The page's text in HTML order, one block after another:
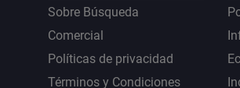
Sobre Búsqueda
Comercial
Políticas de privacidad
Términos y Condiciones